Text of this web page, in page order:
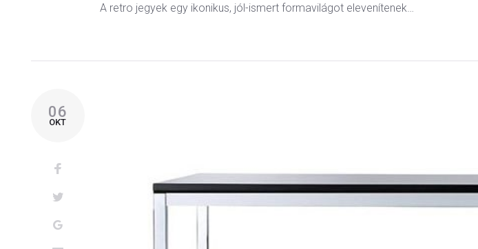
A retro jegyek egy ikonikus, jól-ismert formavilágot elevenítenek…
06
OKT